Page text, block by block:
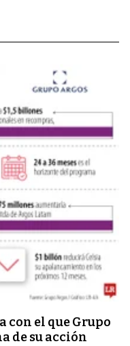
el que Grupo
de su acción